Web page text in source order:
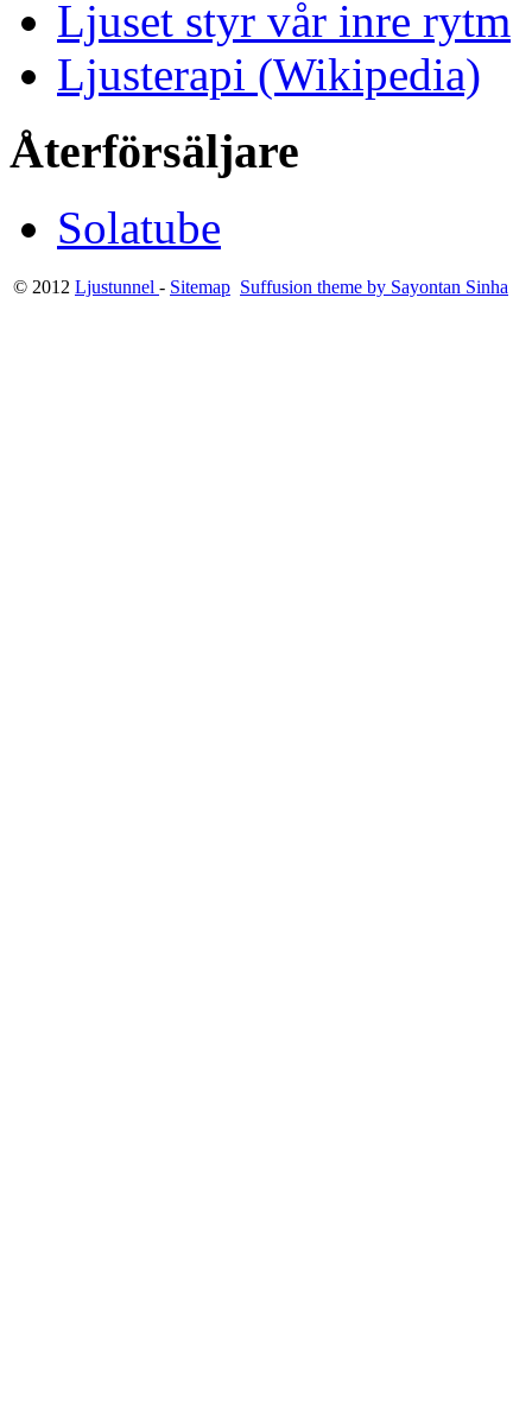
Ljuset styr vår inre rytm
Ljusterapi (Wikipedia)
Återförsäljare
Solatube
© 2012 Ljustunnel - Sitemap Suffusion theme by Sayontan Sinha